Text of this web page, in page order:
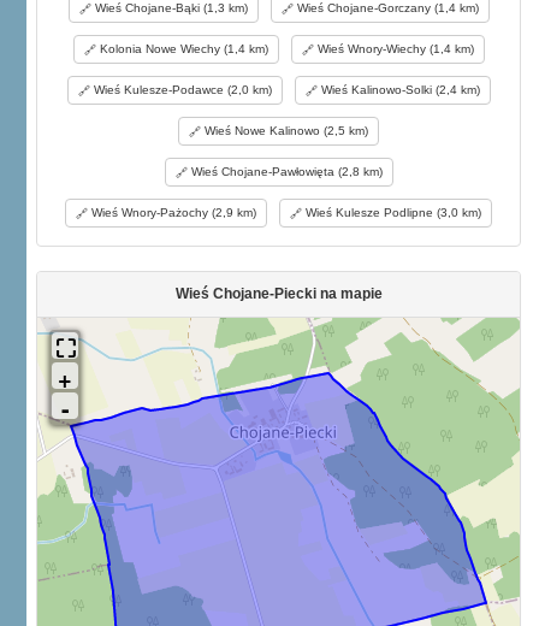
Wieś Chojane-Bąki (1,3 km) Wieś Chojane-Gorczany (1,4 km)
Kolonia Nowe Wiechy (1,4 km) Wieś Wnory-Wiechy (1,4 km)
Wieś Kulesze-Podawce (2,0 km) Wieś Kalinowo-Solki (2,4 km)
Wieś Nowe Kalinowo (2,5 km)
Wieś Chojane-Pawłowięta (2,8 km)
Wieś Wnory-Pażochy (2,9 km) Wieś Kulesze Podlipne (3,0 km)
Wieś Chojane-Piecki na mapie